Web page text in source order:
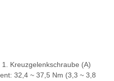
Kreuzgelenkschraube (A)
32,4 ~ 37,5 Nm (3,3 ~ 3,8